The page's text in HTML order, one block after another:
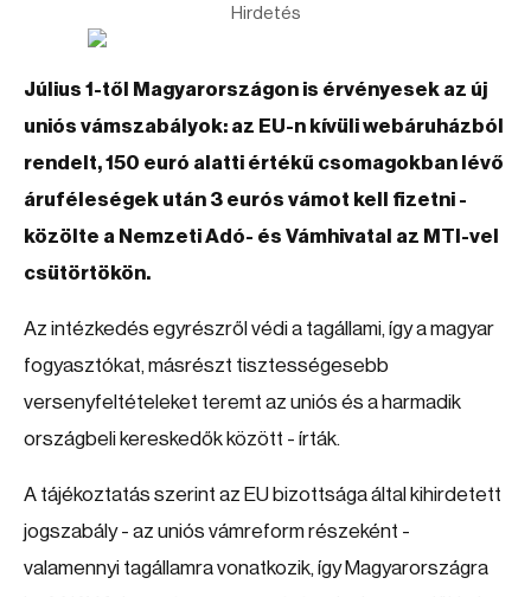
Hirdetés
Július 1-től Magyarországon is érvényesek az új
uniós vámszabályok: az EU-n kívüli webáruházból
rendelt, 150 euró alatti értékű csomagokban lévő
áruféleségek után 3 eurós vámot kell fizetni -
közölte a Nemzeti Adó- és Vámhivatal az MTI-vel
csütörtökön.
Az intézkedés egyrészről védi a tagállami, így a magyar
fogyasztókat, másrészt tisztességesebb
versenyfeltételeket teremt az uniós és a harmadik
országbeli kereskedők között - írták.
A tájékoztatás szerint az EU bizottsága által kihirdetett
jogszabály - az uniós vámreform részeként -
valamennyi tagállamra vonatkozik, így Magyarországra